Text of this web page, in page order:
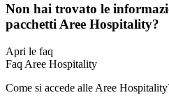
Non hai trovato le
pacchetti Aree Hospitality?
Apri le faq
Faq Aree Hospitality
Come si accede alle Aree